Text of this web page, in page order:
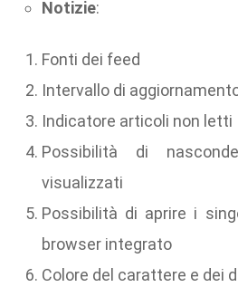
Notizie:
Fonti dei feed
Intervallo di
Indicatore articoli non letti
Possibilità di
visualizzati
Possibilità di aprire i
browser integrato
Colore del carattere e dei